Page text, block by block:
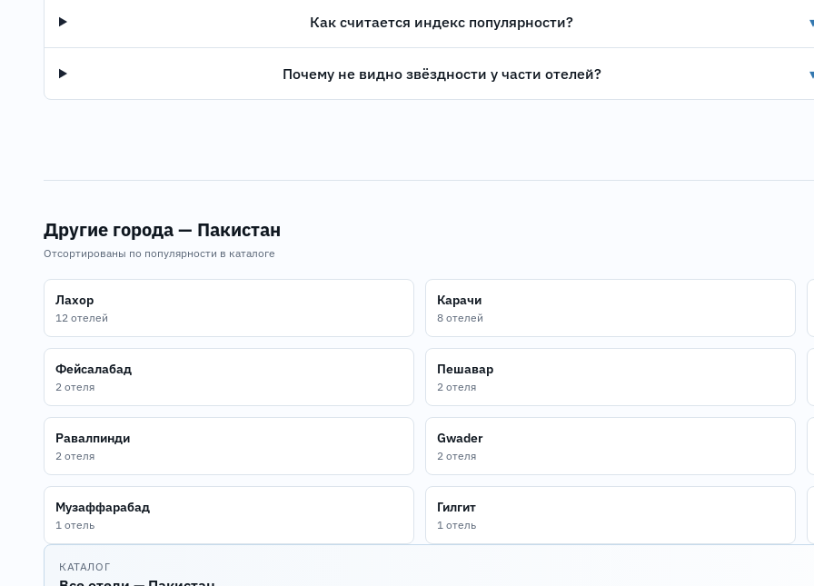
Как считается индекс популярности?
Почему не видно звёздности у части отелей?
Другие города — Пакистан
Отсортированы по популярности в каталоге
Лахор
12 отелей
Карачи
8 отелей
Фейсалабад
2 отеля
Пешавар
2 отеля
Равалпинди
2 отеля
Gwader
2 отеля
Музаффарабад
1 отель
Гилгит
1 отель
КАТАЛОГ